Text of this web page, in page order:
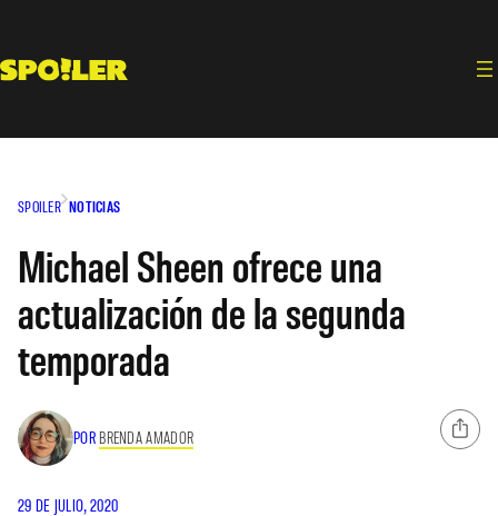
contenido
SPOILER NOTICIAS
Michael Sheen ofrece una
actualización de la segunda
temporada
POR BRENDA AMADOR
29 DE JULIO, 2020